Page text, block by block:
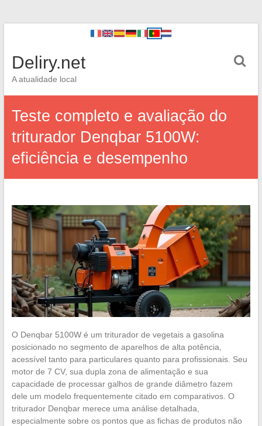
Deliry.net
A atualidade local
Teste completo e avaliação do
triturador Denqbar 5100W:
eficiência e desempenho
O Denqbar 5100W é um triturador de vegetais a gasolina
posicionado no segmento de aparelhos de alta potência,
acessível tanto para particulares quanto para profissionais. Seu
motor de 7 CV, sua dupla zona de alimentação e sua
capacidade de processar galhos de grande diâmetro fazem
dele um modelo frequentemente citado em comparativos. O
triturador Denqbar merece uma análise detalhada,
especialmente sobre os pontos que as fichas de produtos não